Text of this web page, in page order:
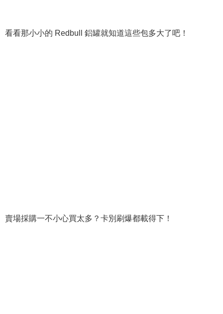
看看那小小的 Redbull 鋁罐就知道這些包多大了吧！
賣場採購一不小心買太多？卡別刷爆都載得下！